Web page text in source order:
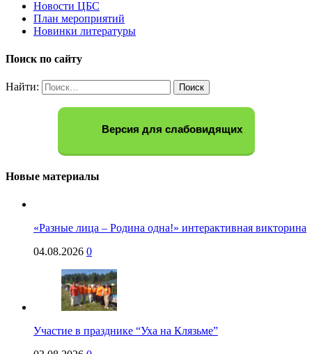
Новости ЦБС
План мероприятий
Новинки литературы
Поиск по сайту
Найти:
Версия для слабовидящих
Новые материалы
«Разные лица – Родина одна!» интерактивная викторина
04.08.2026 0
Участие в празднике “Уха на Клязьме”